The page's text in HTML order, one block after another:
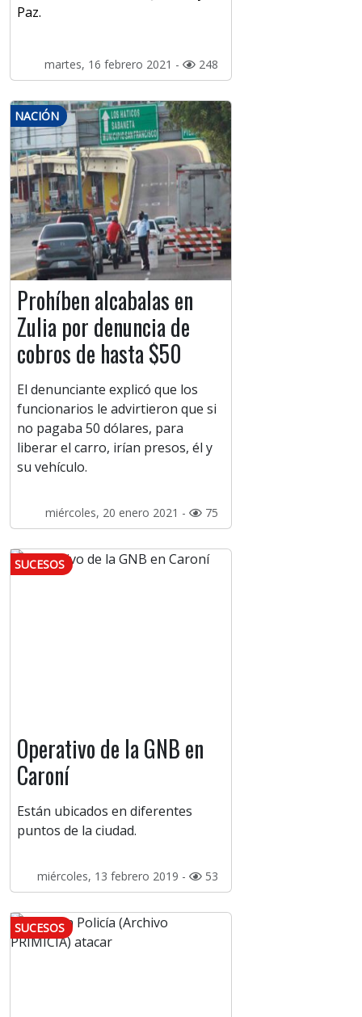
Paz.
martes, 16 febrero 2021 - 248
NACIÓN
Prohíben alcabalas en
Zulia por denuncia de
cobros de hasta $50
El denunciante explicó que los
funcionarios le advirtieron que si
no pagaba 50 dólares, para
liberar el carro, irían presos, él y
su vehículo.
miércoles, 20 enero 2021 - 75
SUCESOS
Operativo de la GNB en
Caroní
Están ubicados en diferentes
puntos de la ciudad.
miércoles, 13 febrero 2019 - 53
SUCESOS